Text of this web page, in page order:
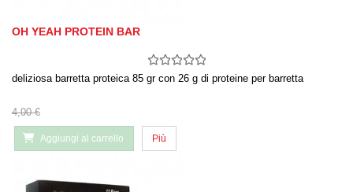
OH YEAH PROTEIN BAR
deliziosa barretta proteica 85 gr con 26 g di proteine per barretta
4,00 €
Aggiungi al carrello Più